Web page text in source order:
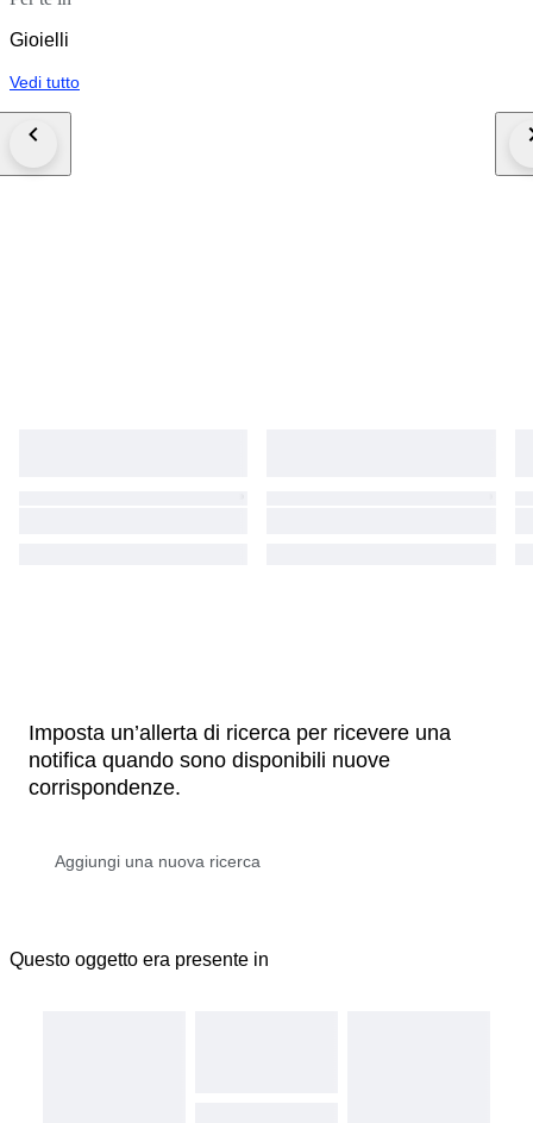
Gioielli
Vedi tutto
Imposta un’allerta di ricerca per ricevere una
notifica quando sono disponibili nuove
corrispondenze.
Questo oggetto era presente in